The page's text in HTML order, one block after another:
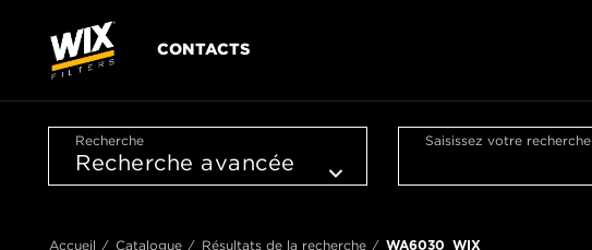
CONTACTS
Recherche Saisissez votre recherche
Accueil Catalogue Résultats de la recherche WA6030_WIX